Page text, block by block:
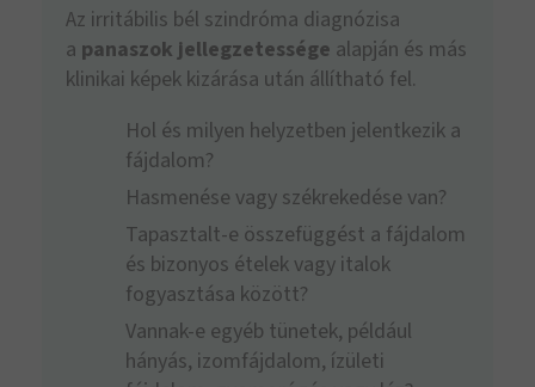
Az irritábilis bél szindróma diagnózisa
a panaszok jellegzetessége alapján és más
klinikai képek kizárása után állítható fel.
Hol és milyen helyzetben jelentkezik a
fájdalom?
Hasmenése vagy székrekedése van?
Tapasztalt-e összefüggést a fájdalom
és bizonyos ételek vagy italok
fogyasztása között?
Vannak-e egyéb tünetek, például
hányás, izomfájdalom, ízületi